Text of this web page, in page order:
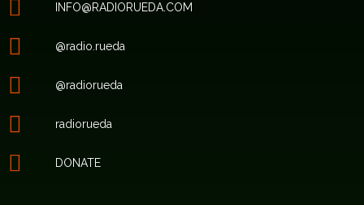
INFO@RADIORUEDA.COM
@radio.rueda
@radiorueda
radiorueda
DONATE